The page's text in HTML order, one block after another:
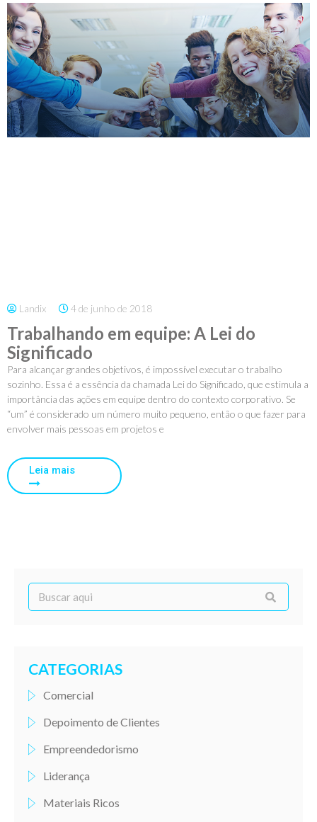
Trabalhando em equipe: A Lei do
Significado
Landix 4 de junho de 2018
Para alcançar grandes objetivos, é impossível executar o trabalho
sozinho. Essa é a essência da chamada Lei do Significado, que estimula a
importância das ações em equipe dentro do contexto corporativo. Se
“um” é considerado um número muito pequeno, então o que fazer para
envolver mais pessoas em projetos e
Leia mais
CATEGORIAS
Comercial
Depoimento de Clientes
Empreendedorismo
Liderança
Materiais Ricos